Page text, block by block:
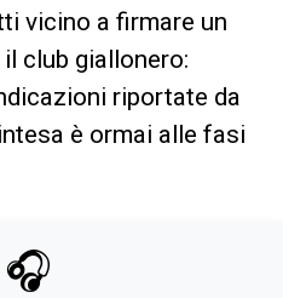
vicino a firmare un
club giallonero:
riportate da
è ormai alle fasi
🎧